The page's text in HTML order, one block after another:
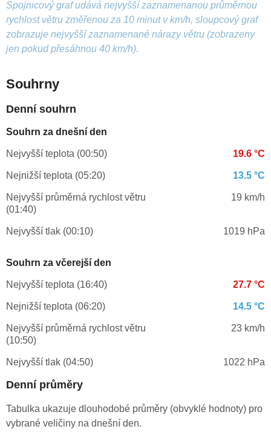
Spojnicový graf udává nejvyšší zaznamenanou průměrnou
rychlost větru změřenou za 10 minut v km/h, sloupcový graf
zobrazuje nejvyšší zaznamenané nárazy větru (zobrazeny
jen pokud přesáhnou 40 km/h).
Souhrny
Denní souhrn
Souhrn za dnešní den
Nejvyšší teplota (00:50) 19.6 °C
Nejnižší teplota (05:20) 13.5 °C
Nejvyšší průměrná rychlost větru
(01:40)
19 km/h
Nejvyšší tlak (00:10) 1019 hPa
Souhrn za včerejší den
Nejvyšší teplota (16:40) 27.7 °C
Nejnižší teplota (06:20) 14.5 °C
Nejvyšší průměrná rychlost větru
(10:50)
23 km/h
Nejvyšší tlak (04:50) 1022 hPa
Denní průměry
Tabulka ukazuje dlouhodobé průměry (obvyklé hodnoty) pro
vybrané veličiny na dnešní den.